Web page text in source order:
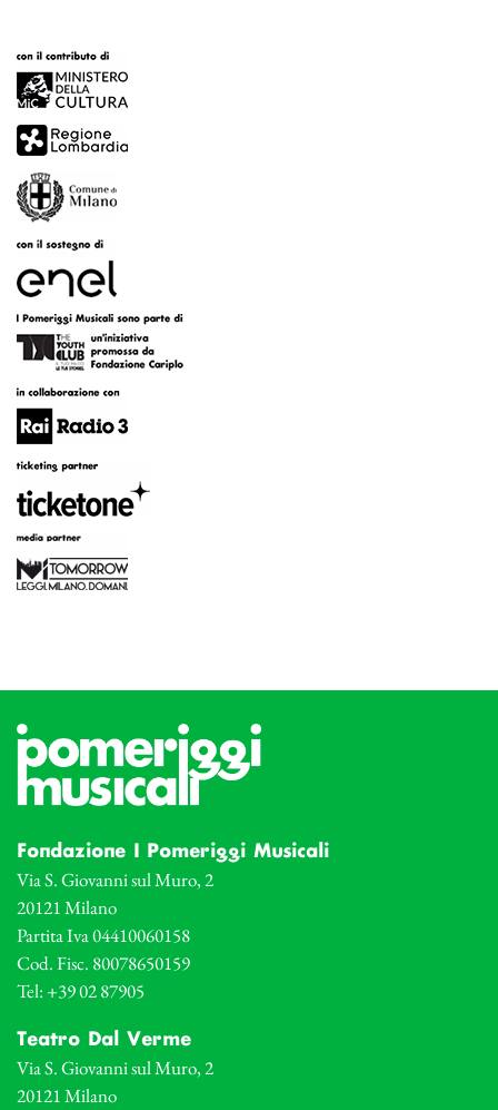
Fondazione I Pomeriggi Musicali
Via S. Giovanni sul Muro, 2
20121 Milano
Partita Iva 04410060158
Cod. Fisc. 80078650159
Tel: +39 02 87905
Teatro Dal Verme
Via S. Giovanni sul Muro, 2
20121 Milano